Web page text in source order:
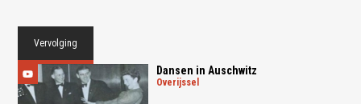
Vervolging
Dansen in Auschwitz
overijssel